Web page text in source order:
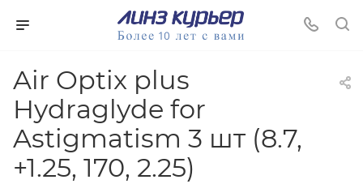
Air Optix plus
Hydraglyde for
Astigmatism 3 шт (8.7,
+1.25, 170, 2.25)